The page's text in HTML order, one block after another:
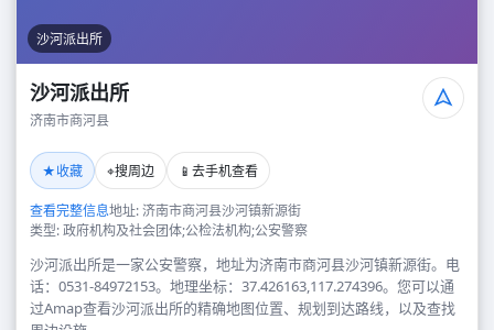
沙河派出所
沙河派出所
济南市商河县
★收藏 ⌖搜周边 📱 去手机查看
查看完整信息地址: 济南市商河县沙河镇新源街
类型: 政府机构及社会团体;公检法机构;公安警察
沙河派出所是一家公安警察，地址为济南市商河县沙河镇新源街。电
话：0531-84972153。地理坐标：37.426163,117.274396。您可以通
过Amap查看沙河派出所的精确地图位置、规划到达路线，以及查找